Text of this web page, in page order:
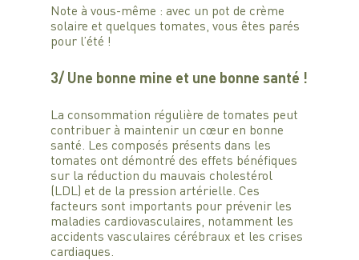
Note à vous-même : avec un pot de crème
solaire et quelques tomates, vous êtes parés
pour l’été !
3/ Une bonne mine et une bonne santé !
La consommation régulière de tomates peut
contribuer à maintenir un cœur en bonne
santé. Les composés présents dans les
tomates ont démontré des effets bénéfiques
sur la réduction du mauvais cholestérol
(LDL) et de la pression artérielle. Ces
facteurs sont importants pour prévenir les
maladies cardiovasculaires, notamment les
accidents vasculaires cérébraux et les crises
cardiaques.